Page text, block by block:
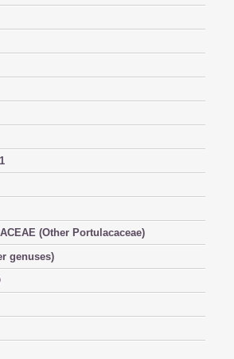
(Other Portulacaceae)
genuses)